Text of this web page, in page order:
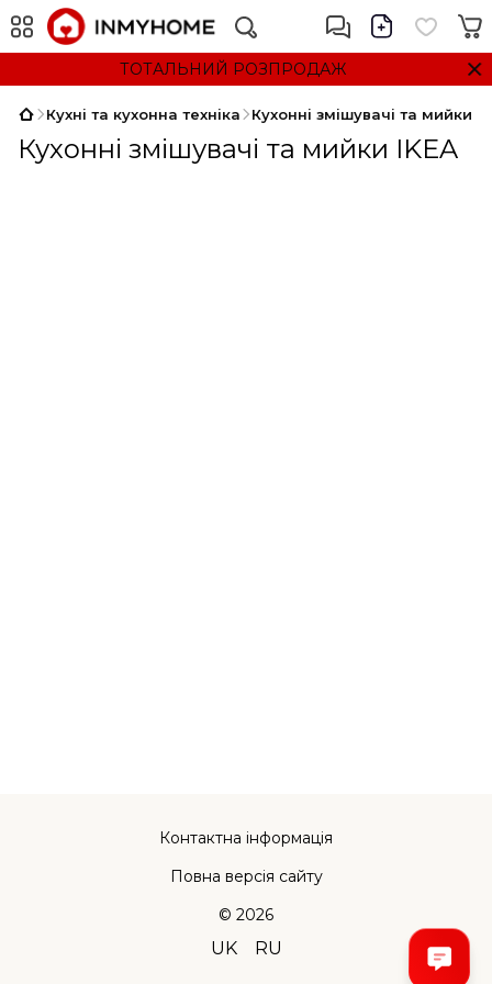
ТОТАЛЬНИЙ РОЗПРОДАЖ
Кухні та кухонна техніка Кухонні змішувачі та мийки
Кухонні змішувачі та мийки IKEA
Контактна інформація
Повна версія сайту
© 2026
UK RU